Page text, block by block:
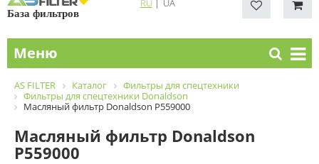
База фильтров
RU| UA
Меню
AS FILTER Каталог
Фильтры для спецтехники
Фильтры для спецтехники Donaldson
Масляный фильтр Donaldson P559000
Масляный фильтр Donaldson
P559000